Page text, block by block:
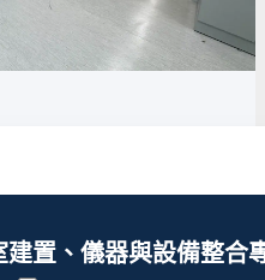
箱
爐
捕捉器 | 浸入式冷卻器
氮相關設備
高壓滅菌鍋
實驗室紫外
建置、儀器與設備整合